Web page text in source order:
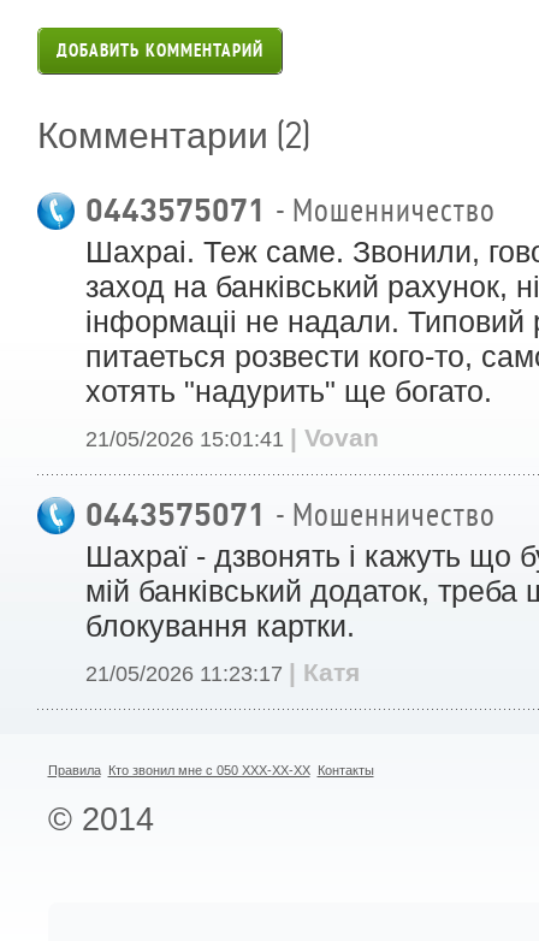
ДОБАВИТЬ КОММЕНТАРИЙ
Комментарии (2)
0443575071 - Мошенничество
Шахраi. Теж саме. Звонили,
заход на банкiвський рахунок,
iнформацii не надали. Типовий
питаеться розвести кого-то,
хотять "надурить" ще богато.
21/05/2026 15:01:41 | Vovan
0443575071 - Мошенничество
Шахраї - дзвонять і кажуть що
мій банківський додаток,
блокування картки.
21/05/2026 11:23:17 | Катя
Правила Кто звонил мне с 050 XXX-XX-XX Контакты
© 2014